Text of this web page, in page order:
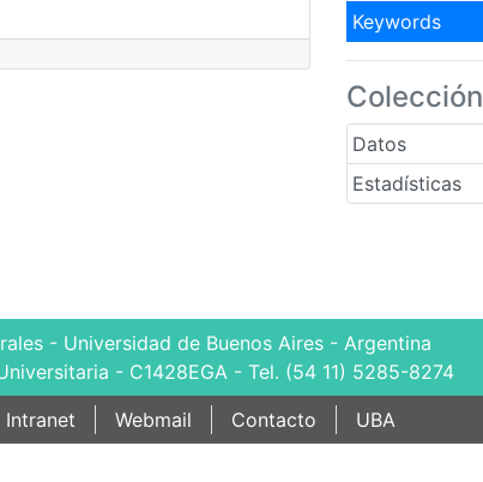
Keywords
Colección
Datos
Estadísticas
- Universidad de Buenos Aires - Argentina
- C1428EGA - Tel. (54 11) 5285-8274
Intranet Webmail Contacto UBA